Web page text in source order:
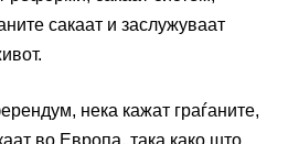
сакаат и заслужуваат
нека кажат граѓаните,
во Европа, така како што